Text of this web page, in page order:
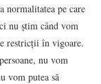
normalitatea pe care
nu știm când vom
restricții în vigoare.
nu vom
vom putea să